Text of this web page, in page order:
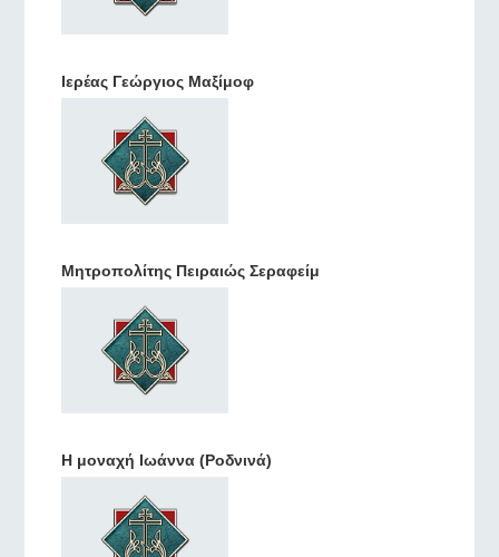
Ιερέας Γεώργιος Μαξίμοφ
Μητροπολίτης Πειραιώς Σεραφείμ
Η μοναχή Ιωάννα (Ροδνινά)